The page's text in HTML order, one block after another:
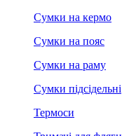
Сумки на кермо
Сумки на пояс
Сумки на раму
Сумки підсідельні
Термоси